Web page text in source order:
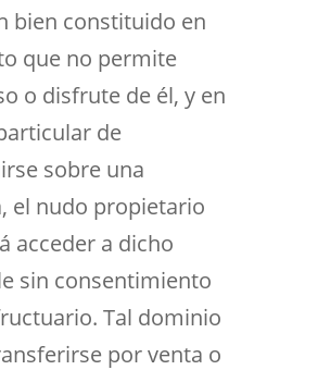
bien constituido en
que no permite
o disfrute de él, y en
de
sobre una
el nudo propietario
acceder a dicho
sin consentimiento
Tal dominio
por venta o